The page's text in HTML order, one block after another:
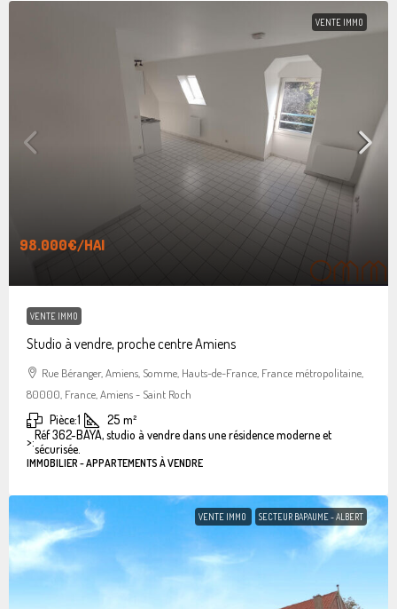
VENTE IMMO
98.000€/HAI
VENTE IMMO
Studio à vendre, proche centre Amiens
Rue Béranger, Amiens, Somme, Hauts-de-France, France métropolitaine,
80000, France, Amiens - Saint Roch
Pièce:1 25 m²
>:Réf 362-BAYA, studio à vendre dans une résidence moderne et
sécurisée.
IMMOBILIER - APPARTEMENTS À VENDRE
VENTE IMMO SECTEUR BAPAUME - ALBERT